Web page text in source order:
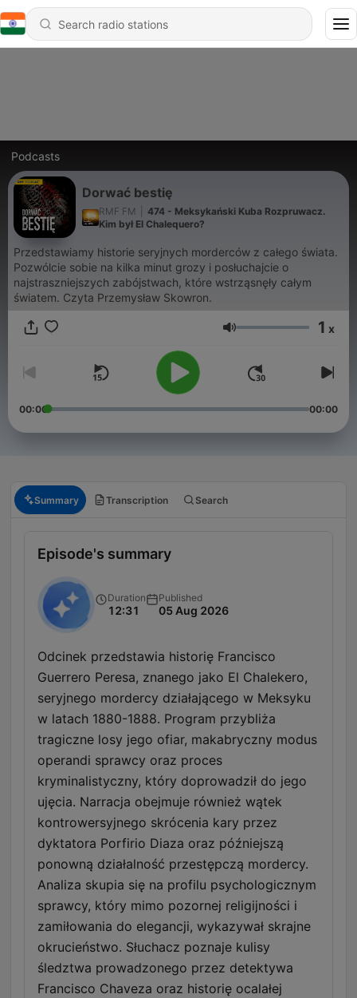
Podcasts
Dorwać bestię
RMF FM
474 - Meksykański Kuba Rozpruwacz.
Kim był El Chalequero?
Przedstawiamy historie seryjnych morderców z całego świata.
Pozwólcie sobie na kilka minut grozy i posłuchajcie o
najstraszniejszych zabójstwach, które wstrząsnęły całym
światem. Czyta Przemysław Skowron.
Volume 1 x
00:00 00:00
Summary Transcription Search
Episode's summary
Duration
12:31
Published
05 Aug 2026
Odcinek przedstawia historię Francisco
Guerrero Peresa, znanego jako El Chalekero,
seryjnego mordercy działającego w Meksyku
w latach 1880-1888. Program przybliża
tragiczne losy jego ofiar, makabryczny modus
operandi sprawcy oraz proces
kryminalistyczny, który doprowadził do jego
ujęcia. Narracja obejmuje również wątek
kontrowersyjnego skrócenia kary przez
dyktatora Porfirio Diaza oraz późniejszą
ponowną działalność przestępczą mordercy.
Analiza skupia się na profilu psychologicznym
sprawcy, który mimo pozornej religijności i
zamiłowania do elegancji, wykazywał skrajne
okrucieństwo. Słuchacz poznaje kulisy
śledztwa prowadzonego przez detektywa
Francisco Chaveza oraz historię ocalałej